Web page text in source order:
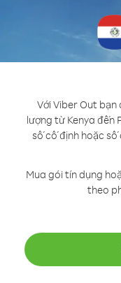
Với Viber Out
lượng từ Kenya đến
số cố định hoặc số
Mua gói tín dụng
theo